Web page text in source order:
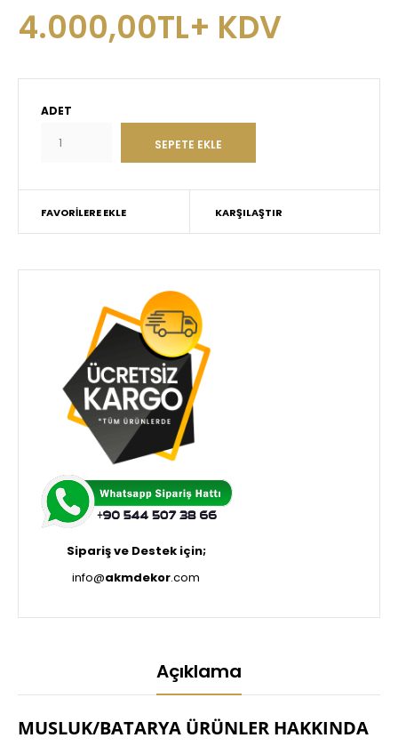
4.000,00TL+ KDV
ADET
FAVORILERE EKLE KARŞILAŞTIR
Sipariş ve Destek için;
info@akmdekor.com
Açıklama
MUSLUK/BATARYA ÜRÜNLER HAKKINDA